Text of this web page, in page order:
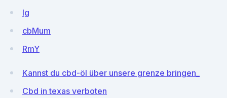
Ig
cbMum
RmY
Kannst du cbd-öl über unsere grenze bringen_
Cbd in texas verboten